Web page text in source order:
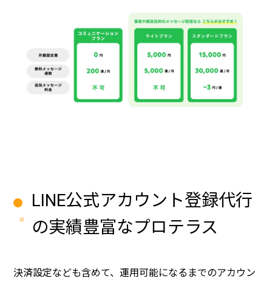
LINE公式アカウント登録代行
の実績豊富なプロテラス
決済設定なども含めて、運用可能になるまでのアカウン